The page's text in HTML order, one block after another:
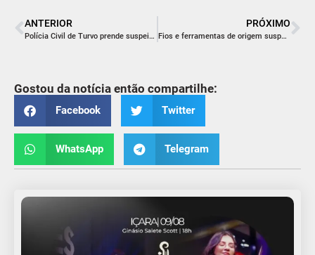
ANTERIOR
Polícia Civil de Turvo prende suspeito de furto em sorveteria do município
PRÓXIMO
Fios e ferramentas de origem suspeita são apreendidos pela PM em Criciúma
Gostou da notícia então compartilhe:
Facebook Twitter
WhatsApp Telegram